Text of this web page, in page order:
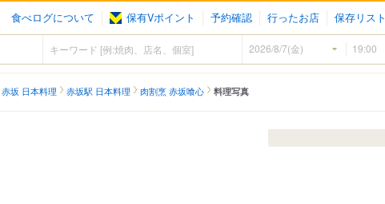
食べログについて 保有Vポイント 予約確認 行ったお店 保存リスト
赤坂 日本料理 赤坂駅 日本料理 肉割烹 赤坂喰心 料理写真